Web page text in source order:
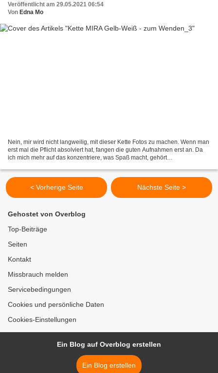
Veröffentlicht am 29.05.2021 06:54
Von Edna Mo
Nein, mir wird nicht langweilig, mit dieser Kette Fotos zu machen. Wenn man
erst mal die Pflicht absolviert hat, fangen die guten Aufnahmen erst an. Da
ich mich mehr auf das konzentriere, was Spaß macht, gehört
< Vorherige Seite Nächste Seite >
Gehostet von Overblog
Top-Beiträge
Seiten
Kontakt
Missbrauch melden
Servicebedingungen
Cookies und persönliche Daten
Cookies-Einstellungen
Ein Blog auf Overblog erstellen
Ein Blog erstellen